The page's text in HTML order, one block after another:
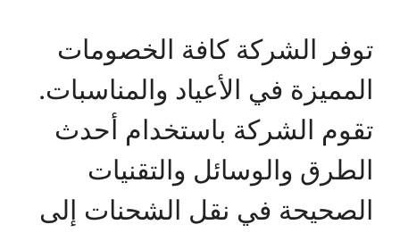
توفر الشركة كافة الخصومات
المميزة في الأعياد والمناسبات.
تقوم الشركة باستخدام أحدث
الطرق والوسائل والتقنيات
الصحيحة في نقل الشحنات إلى